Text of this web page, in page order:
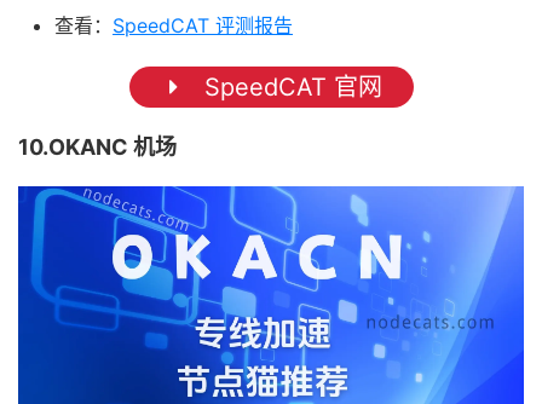
查看： SpeedCAT 评测报告
SpeedCAT 官网
10.OKANC 机场